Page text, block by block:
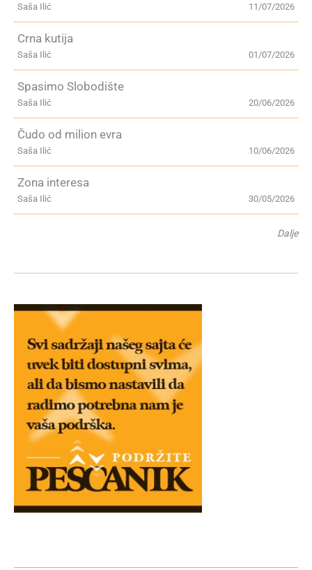
11/07/2026
Saša Ilić
Crna kutija
01/07/2026
Saša Ilić
Spasimo Slobodište
20/06/2026
Saša Ilić
Čudo od milion evra
10/06/2026
Saša Ilić
Zona interesa
30/05/2026
Saša Ilić
Dalje